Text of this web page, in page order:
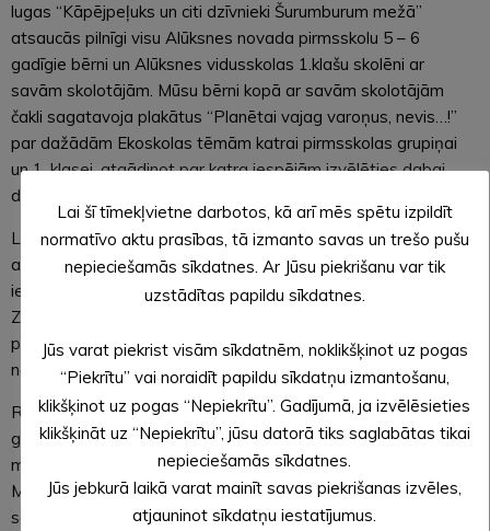
lugas “Kāpējpeļuks un citi dzīvnieki Šurumburum mežā”
atsaucās pilnīgi visu Alūksnes novada pirmsskolu 5 – 6
gadīgie bērni un Alūksnes vidusskolas 1.klašu skolēni ar
savām skolotājām. Mūsu bērni kopā ar savām skolotājām
čakli sagatavoja plakātus “Planētai vajag varoņus, nevis…!”
par dažādām Ekoskolas tēmām katrai pirmsskolas grupiņai
un 1. klasei, atgādinot par katra iespējām izvēlēties dabai
draudzīgas rīcības planētas labā.
Lai informācija par Rīcības dienām, mūsu aktivitātēm
aizsniegtu pēc iespējas vairāk Alūksnes un tuvējo novadu
iedzīvotājus, sadarbībā ar laikraksta “Alūksnes un Malienas
Ziņas” žurnālisti Lauru FELŠU tika sagatavota informatīva
publikācija 01.11.2024. laikrakstā “Planētai vajag varoņus
nevis sagurušus cilvēciņus”.
Rīcības dienu ietvaros aicinājām gan iestādes darbiniekus,
gan ģimenes atsaukties LIFE projekta “Atkritumi kā resurss”
mājsaimniecību praktiskajai Rudens atkritumu svēršanai.
Mūsu aicinājumam atsaucās 17 ģimenes un 19 darbinieki ar
savām ģimenēm. Būs interesanti iepazīties ar audita
Lai šī tīmekļvietne darbotos, kā arī mēs spētu izpildīt
normatīvo aktu prasības, tā izmanto savas un trešo pušu
nepieciešamās sīkdatnes. Ar Jūsu piekrišanu var tik
uzstādītas papildu sīkdatnes.
Jūs varat piekrist visām sīkdatnēm, noklikšķinot uz pogas
“Piekrītu” vai noraidīt papildu sīkdatņu izmantošanu,
klikšķinot uz pogas “Nepiekrītu”. Gadījumā, ja izvēlēsieties
klikšķināt uz “Nepiekrītu”, jūsu datorā tiks saglabātas tikai
nepieciešamās sīkdatnes.
Jūs jebkurā laikā varat mainīt savas piekrišanas izvēles,
atjauninot sīkdatņu iestatījumus.